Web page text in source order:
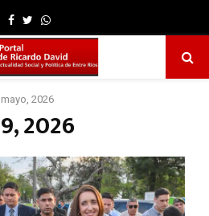
Facebook
TwitterWhatsapp
2026
2026